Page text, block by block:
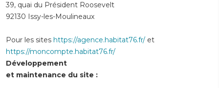
39, quai du Président Roosevelt
92130 Issy-les-Moulineaux
Pour les sites https://agence.habitat76.fr/ et
https://moncompte.habitat76.fr/
Développement
et maintenance du site :